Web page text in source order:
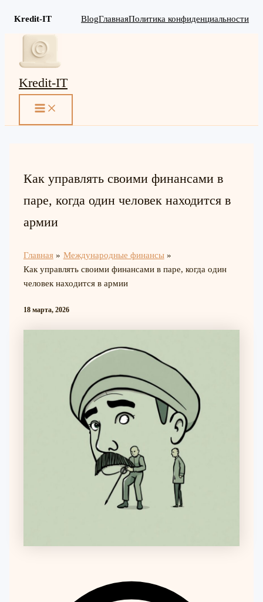
Kredit-IT BlogГлавнаяПолитика конфиденциальности
Перейти
содержимому
Kredit-IT
MAIN
Как управлять своими финансами в
паре, когда один человек находится в
армии
Главная
Международные финансы
Как управлять своими финансами в паре, когда один
человек находится в армии
18 марта, 2026